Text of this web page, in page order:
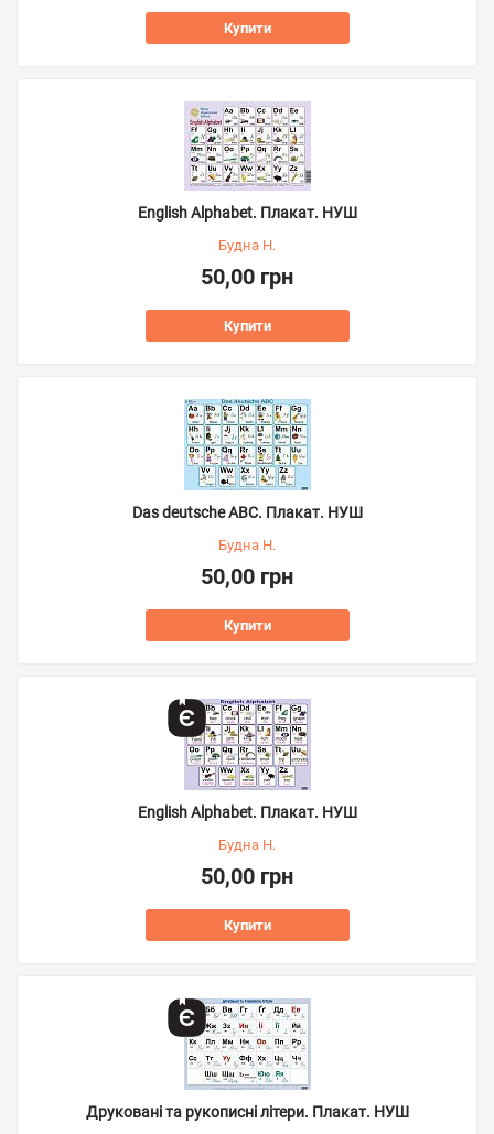
Купити
English Alphabet. Плакат. НУШ
Будна Н.
50,00 грн
Купити
Das deutsche ABC. Плакат. НУШ
Будна Н.
50,00 грн
Купити
English Alphabet. Плакат. НУШ
Будна Н.
50,00 грн
Купити
Друковані та рукописні літери. Плакат. НУШ